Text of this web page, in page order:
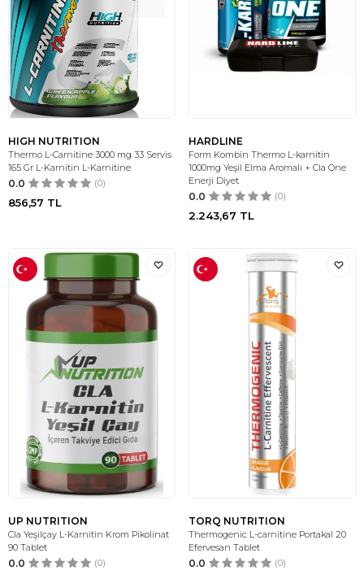
HIGH NUTRITION
Thermo L-Carnitine 3000 mg 33 Servis
165 Gr L-Karnitin L-Karnitine
0.0 (0)
856,57 TL
HARDLINE
Form Kombin Thermo L-karnitin
1000mg Yeşil Elma Aromalı + Cla One
Enerji Diyet
0.0 (0)
2.243,67 TL
UP NUTRITION
Cla Yeşilçay L-Karnitin Krom Pikolinat
90 Tablet
0.0 (0)
TORQ NUTRITION
Thermogenic L-carnitine Portakal 20
Efervesan Tablet
0.0 (0)